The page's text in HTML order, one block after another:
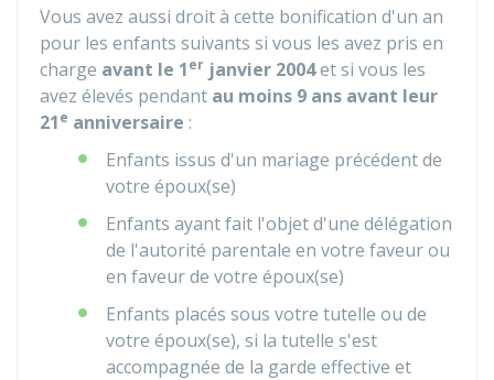
Vous avez aussi droit à cette bonification d'un an
pour les enfants suivants si vous les avez pris en
charge avant le 1er janvier 2004et si vous les
avez élevés pendant au moins 9 ans avant leur
21e anniversaire :
Enfants issus d'un mariage précédent de
votre époux(se)
Enfants ayant fait l'objet d'une délégation
de l'autorité parentale en votre faveur ou
en faveur de votre époux(se)
Enfants placés sous votre tutelle ou de
votre époux(se), si la tutelle s'est
accompagnée de la garde effective et